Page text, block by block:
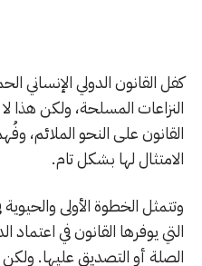
كفل القانون الدولي الإنساني
النزاعات المسلحة، ولكن هذا
القانون على النحو
الامتثال لها بشكل تام.
وتتمثل الخطوة الأولى
التي يوفرها القانون في
الصلة أو التصديق عليها.